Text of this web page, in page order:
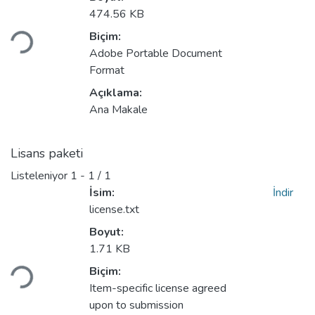
474.56 KB
Biçim:
Adobe Portable Document
Format
Açıklama:
Ana Makale
Lisans paketi
Listeleniyor 1 - 1 / 1
İsim:
license.txt
Boyut:
1.71 KB
Biçim:
Item-specific license agreed
upon to submission
İndir